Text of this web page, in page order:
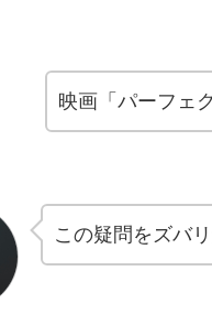
映画「パーフェ
この疑問をズバ